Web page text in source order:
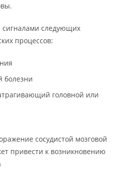
сигналами следующих
процессов:
болезни
головной или
сосудистой мозговой
привести к возникновению